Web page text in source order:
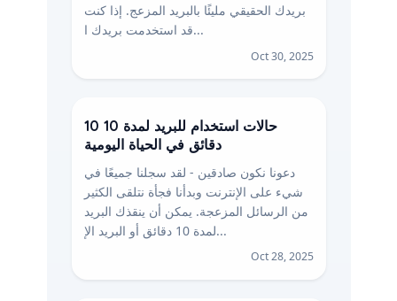
بريدك الحقيقي مليئًا بالبريد المزعج. إذا كنت
قد استخدمت بريدك ا...
Oct 30, 2025
10 حالات استخدام للبريد لمدة 10
دقائق في الحياة اليومية
دعونا نكون صادقين - لقد سجلنا جميعًا في
شيء على الإنترنت وبدأنا فجأة نتلقى الكثير
من الرسائل المزعجة. يمكن أن ينقذك البريد
لمدة 10 دقائق أو البريد الإ...
Oct 28, 2025